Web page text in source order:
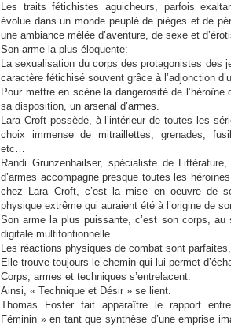
Les traits fétichistes aguicheurs, parfois
évolue dans un monde peuplé de pièges et de
une ambiance mêlée d’aventure, de sexe et
Son arme la plus éloquente:
La sexualisation du corps des protagonistes des
caractère fétichisé souvent grâce à l’adjonction
Pour mettre en scène la dangerosité de
sa disposition, un arsenal d’armes.
Lara Croft possède, à l’intérieur de toutes les
choix immense de mitraillettes, grenades,
etc…
Randi Grunzenhailser, spécialiste de Littérature,
d’armes accompagne presque toutes les
chez Lara Croft, c’est la mise en oeuvre de
physique extrême qui auraient été à l’origine de
Son arme la plus puissante, c’est son corps, au
digitale multifontionnelle.
Les réactions physiques de combat sont
Elle trouve toujours le chemin qui lui permet
Corps, armes et techniques s’entrelacent.
Ainsi, « Technique et Désir » se lient.
Thomas Foster fait apparaître le rapport
Féminin » en tant que synthèse d’une emprise